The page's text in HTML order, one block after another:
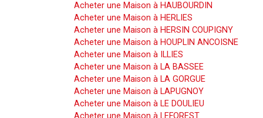
Acheter une Maison à HAUBOURDIN
Acheter une Maison à HERLIES
Acheter une Maison à HERSIN COUPIGNY
Acheter une Maison à HOUPLIN ANCOISNE
Acheter une Maison à ILLIES
Acheter une Maison à LA BASSEE
Acheter une Maison à LA GORGUE
Acheter une Maison à LAPUGNOY
Acheter une Maison à LE DOULIEU
Acheter une Maison à LEFOREST